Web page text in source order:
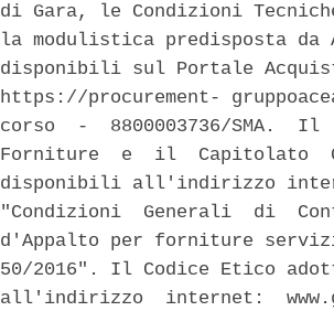
di Gara, le Condizioni
la modulistica predisposta da
disponibili sul Portale
https://procurement-
corso  -  8800003736/SMA.
Forniture  e  il  Capitolato
disponibili all'indirizzo
"Condizioni  Generali  di
d'Appalto per forniture
50/2016". Il Codice Etico
all'indirizzo  internet: